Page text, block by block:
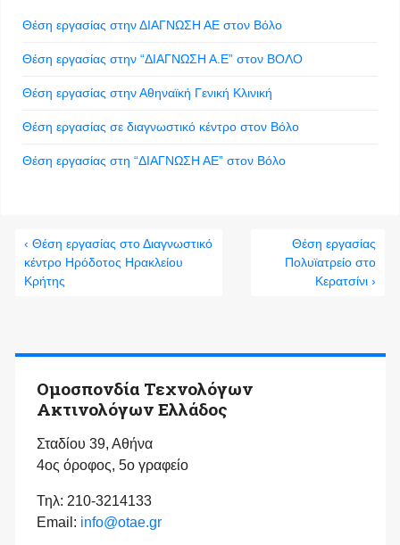
Θέση εργασίας στην ΔΙΑΓΝΩΣΗ ΑΕ στον Βόλο
Θέση εργασίας στην “ΔΙΑΓΝΩΣΗ Α.Ε” στον ΒΟΛΟ
Θέση εργασίας στην Αθηναϊκή Γενική Κλινική
Θέση εργασίας σε διαγνωστικό κέντρο στον Βόλο
Θέση εργασίας στη “ΔΙΑΓΝΩΣΗ ΑΕ” στον Βόλο
‹ Θέση εργασίας στο Διαγνωστικό
κέντρο Ηρόδοτος Ηρακλείου
Κρήτης
Θέση εργασίας
Πολυϊατρείο στο
Κερατσίνι ›
Ομοσπονδία Τεχνολόγων
Ακτινολόγων Ελλάδος
Σταδίου 39, Αθήνα
4ος όροφος, 5ο γραφείο
Τηλ: 210-3214133
Email: info@otae.gr